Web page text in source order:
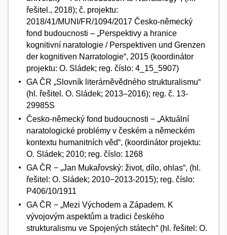
řešitel., 2018); č. projektu:
2018/41/MUNI/FR/1094/2017 Česko-německý
fond budoucnosti – „Perspektivy a hranice
kognitivní naratologie / Perspektiven und Grenzen
der kognitiven Narratologie“, 2015 (koordinátor
projektu: O. Sládek; reg. číslo: 4_15_5907)
GA ČR „Slovník literárněvědného strukturalismu“
(hl. řešitel. O. Sládek; 2013–2016); reg. č. 13-
29985S
Česko-německý fond budoucnosti − „Aktuální
naratologické problémy v českém a německém
kontextu humanitních věd“, (koordinátor projektu:
O. Sládek; 2010; reg. číslo: 1268
GA ČR − „Jan Mukařovský: život, dílo, ohlas“, (hl.
řešitel: O. Sládek; 2010−2013-2015); reg. číslo:
P406/10/1911
GA ČR − „Mezi Východem a Západem. K
vývojovým aspektům a tradici českého
strukturalismu ve Spojených státech“ (hl. řešitel: O.